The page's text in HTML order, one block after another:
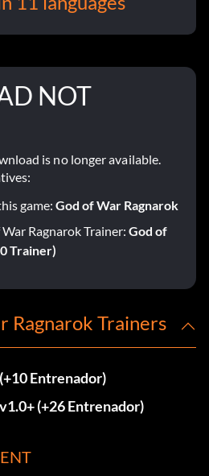
NOT
is no longer available.
game: God of War Ragnarok
Ragnarok Trainer: God of
Trainer)
Ragnarok Trainers
Entrenador)
(+26 Entrenador)